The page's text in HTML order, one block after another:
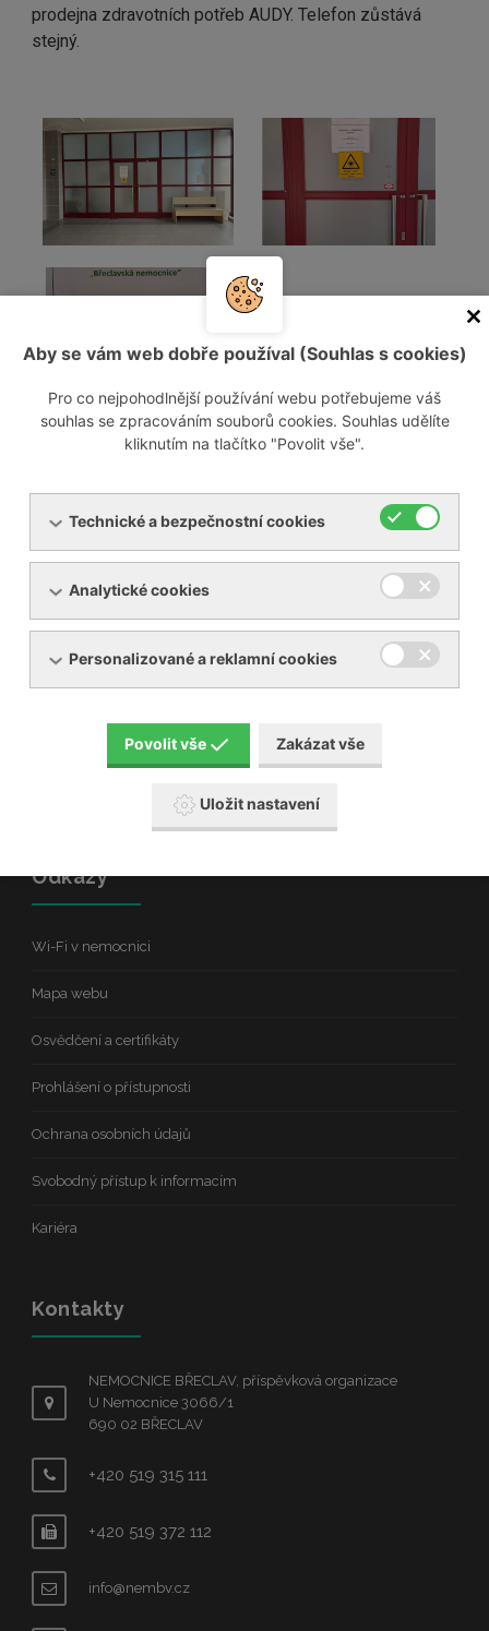
prodejna zdravotních potřeb AUDY. Telefon zůstává
stejný.
O nás
DIČ: CZ00390780
datová schránka: zmmk6ii
Odkazy
Wi-Fi v nemocnici
Mapa webu
Osvědčení a certifikáty
Prohlášení o přístupnosti
Ochrana osobních údajů
Svobodný přístup k informacím
Kariéra
Kontakty
NEMOCNICE BŘECLAV, příspěvková organizace
U Nemocnice 3066/1
690 02 BŘECLAV
+420 519 315 111
+420 519 372 112
info@nembv.cz
Aby se vám web dobře používal (Souhlas s cookies)
Pro co nejpohodlnější používání webu potřebujeme váš
souhlas se zpracováním souborů cookies. Souhlas udělíte
kliknutím na tlačítko "Povolit vše".
Technické a bezpečnostní cookies
Analytické cookies
Personalizované a reklamní cookies
Povolit vše Zakázat vše
Uložit nastavení